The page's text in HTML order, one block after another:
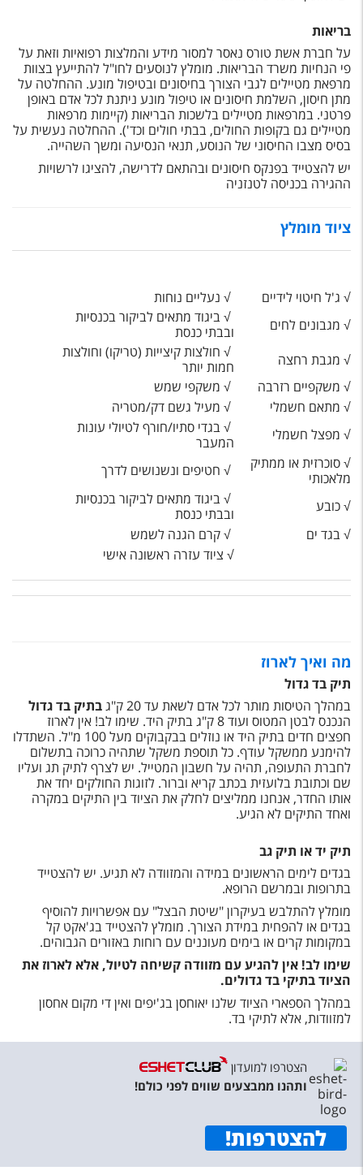
בריאות
על חברת אשת טורס נאסר למסור מידע והמלצות רפואיות וזאת על
פי הנחיות משרד הבריאות. מומלץ לנוסעים לחו"ל להתייעץ בצוות
מרפאת מטיילים לגבי הצורך בחיסונים ובטיפול מונע. ההחלטה על
מתן חיסון, השלמת חיסונים או טיפול מונע ניתנת לכל אדם באופן
פרטני. במרפאות מטיילים בלשכות הבריאות (קיימות מרפאות
מטיילים גם בקופות החולים, בבתי חולים וכד'). ההחלטה נעשית על
בסיס מצבו החיסוני של הנוסע, תנאי הנסיעה ומשך השהייה.
יש להצטייד בפנקס חיסונים ובהתאם לדרישה, להציגו לרשויות
ההגירה בכניסה לטנזניה
ציוד מומלץ
√ ג'ל חיטוי לידיים √ נעליים נוחות
√ מגבונים לחים
√ ביגוד מתאים לביקור בכנסיות
ובבתי כנסת
√ מגבת רחצה
√ חולצות קיצייות (טריקו) וחולצות
חמות יותר
√ משקפיים רזרבה √ משקפי שמש
√ מתאם חשמלי √ מעיל גשם דק/מטריה
√ מפצל חשמלי
√בגדי סתיו/חורף לטיולי עונות
המעבר
√ סוכרזית או ממתיק
מלאכותי
√ חטיפים ונשנושים לדרך
√כובע √ביגוד מתאים לביקור בכנסיות
ובבתי כנסת
√בגד ים √קרם הגנה לשמש
√ ציוד עזרה ראשונה אישי
מה ואיך לארוז
תיק בד גדול
במהלך הטיסות מותר לכל אדם לשאת עד 20 ק"ג
בתיק בד גדול
הנכנס לבטן המטוס ועוד 8 ק"ג בתיק היד. שימו לב! אין לארוז
חפצים חדים בתיק היד או נוזלים בבקבוקים מעל 100 מ"ל. השתדלו
להימנע ממשקל עודף. כל תוספת משקל שתהיה כרוכה בתשלום
לחברת התעופה, תהיה על חשבון המטייל. יש לצרף לתיק תג ועליו
שם וכתובת בלועזית בכתב קריא וברור. לזוגות החולקים יחד את
אותו החדר, אנחנו ממליצים לחלק את הציוד בין התיקים במקרה
ואחד התיקים לא הגיע.
תיק יד או תיק גב
בגדים לימים הראשונים במידה והמזוודה לא תגיע. יש להצטייד
בתרופות ובמרשם הרופא.
מומלץ להתלבש בעיקרון "שיטת הבצל" עם אפשרויות להוסיף
בגדים או להפחית במידת הצורך. מומלץ להצטייד בג'אקט קל
במקומות קרים או בימים מעוננים עם רוחות באזורים הגבוהים.
שימו לב! אין להגיע עם מזוודה קשיחה לטיול, אלא לארוז את
הציוד בתיקי בד גדולים.
במהלך הספארי הציוד שלנו יאוחסן בג'יפים ואין די מקום אחסון
למזוודות, אלא לתיקי בד.
הצטרפו למועדון
ותהנו ממבצעים שווים לפני כולם!
להצטרפות!